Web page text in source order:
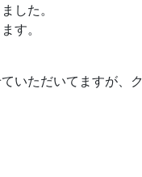
した。
す。
いただいてますが、